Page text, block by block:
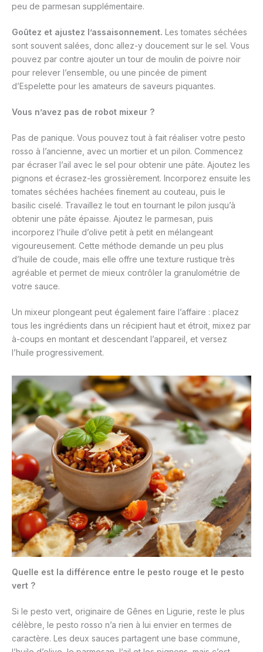
peu de parmesan supplémentaire.
Goûtez et ajustez l’assaisonnement. Les tomates séchées
sont souvent salées, donc allez-y doucement sur le sel. Vous
pouvez par contre ajouter un tour de moulin de poivre noir
pour relever l’ensemble, ou une pincée de piment
d’Espelette pour les amateurs de saveurs piquantes.
Vous n’avez pas de robot mixeur ?
Pas de panique. Vous pouvez tout à fait réaliser votre pesto
rosso à l’ancienne, avec un mortier et un pilon. Commencez
par écraser l’ail avec le sel pour obtenir une pâte. Ajoutez les
pignons et écrasez-les grossièrement. Incorporez ensuite les
tomates séchées hachées finement au couteau, puis le
basilic ciselé. Travaillez le tout en tournant le pilon jusqu’à
obtenir une pâte épaisse. Ajoutez le parmesan, puis
incorporez l’huile d’olive petit à petit en mélangeant
vigoureusement. Cette méthode demande un peu plus
d’huile de coude, mais elle offre une texture rustique très
agréable et permet de mieux contrôler la granulométrie de
votre sauce.
Un mixeur plongeant peut également faire l’affaire : placez
tous les ingrédients dans un récipient haut et étroit, mixez par
à-coups en montant et descendant l’appareil, et versez
l’huile progressivement.
Quelle est la différence entre le pesto rouge et le pesto
vert ?
Si le pesto vert, originaire de Gênes en Ligurie, reste le plus
célèbre, le pesto rosso n’a rien à lui envier en termes de
caractère. Les deux sauces partagent une base commune,